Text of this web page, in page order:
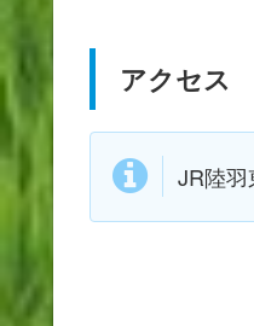
アクセス
JR陸